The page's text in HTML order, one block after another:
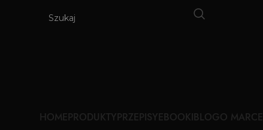
HOMEPRODUKTYPRZEPISYEBOOKIBLOGO MARCE